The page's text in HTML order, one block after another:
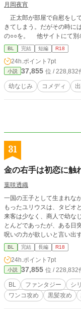
月岡夜宵
正太郎が部屋で自慰をし
きてしまう。だがその時
の○○を。 他サイトにて別
BL 完結 短編 R18
24h.ポイント 7pt
小説 37,855 位 / 228,832
幼なじみ コメディ
31
金の右手は初恋に触
葉咲透織
一国の王子として生まれな
もったユリウスは、タビオ
来客は少なく、商人で幼な
とんどであったが、ある日
呪いの力が欲しいと言い出
がつかなくなりそうになっ
者の望む通りにする」という条件を打
半に1話ずつ更新されます。
BL 完結 長編 R18
24h.ポイント 7pt
小説 37,855 位 / 228,832
BL ファンタジー シ
ワンコ攻め
黒髪攻め